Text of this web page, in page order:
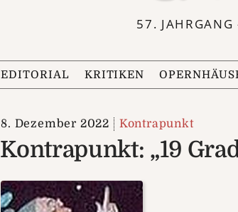
57. JAHRGANG
EDITORIAL KRITIKEN
8. Dezember 2022 Kontrapunkt
Kontrapunkt: „19